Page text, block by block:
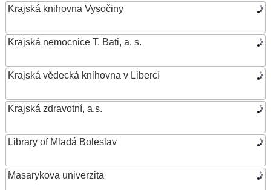
Krajská knihovna Vysočiny
Krajská nemocnice T. Bati, a. s.
Krajská vědecká knihovna v Liberci
Krajská zdravotní, a.s.
Library of Mladá Boleslav
Masarykova univerzita